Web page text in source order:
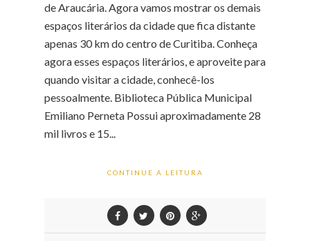
de Araucária. Agora vamos mostrar os demais
espaços literários da cidade que fica distante
apenas 30 km do centro de Curitiba. Conheça
agora esses espaços literários, e aproveite para
quando visitar a cidade, conhecê-los
pessoalmente. Biblioteca Pública Municipal
Emiliano Perneta Possui aproximadamente 28
mil livros e 15...
CONTINUE A LEITURA